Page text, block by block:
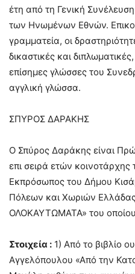
έτη από τη Γενική
των Ηνωμένων Εθνών.
γραμματεία, οι
δικαστικές και
επίσημες γλώσσες του
αγγλική γλώσσα.
ΣΠΥΡΟΣ ΔΑΡΑΚΗΣ
Ο Σπύρος Δαράκης είναι
επι σειρά ετών
Εκπρόσωπος του Δήμου
Πόλεων και Χωριών
ΟΛΟΚΑΥΤΩΜΑΤΑ» του οποίου
Στοιχεία : 1) Από το βιβλίο
Αγγελόπουλου «Από την